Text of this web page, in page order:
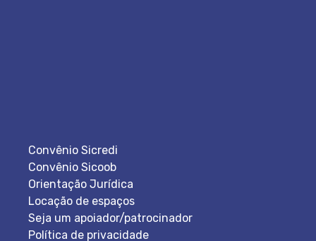
Convênio Sicredi
Convênio Sicoob
Orientação Jurídica
Locação de espaços
Seja um apoiador/patrocinador
Política de privacidade